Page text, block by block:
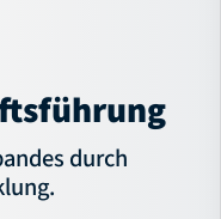
durch